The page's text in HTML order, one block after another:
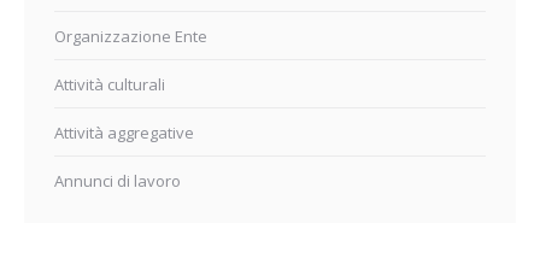
Organizzazione Ente
Attività culturali
Attività aggregative
Annunci di lavoro